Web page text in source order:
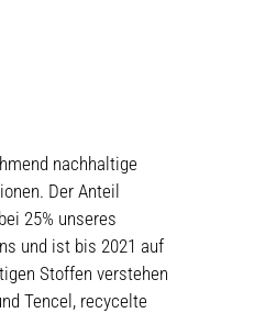
nachhaltige
Der Anteil
25% unseres
und ist bis 2021 auf
Stoffen verstehen
Tencel, recycelte